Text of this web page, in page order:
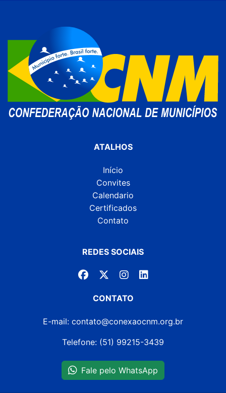
ATALHOS
Início
Convites
Calendario
Certificados
Contato
REDES SOCIAIS
CONTATO
E-mail: contato@conexaocnm.org.br
Telefone: (51) 99215-3439
Fale pelo WhatsApp